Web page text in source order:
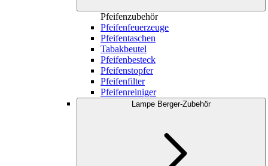
Pfeifenzubehör
Pfeifenfeuerzeuge
Pfeifentaschen
Tabakbeutel
Pfeifenbesteck
Pfeifenstopfer
Pfeifenfilter
Pfeifenreiniger
Lampe Berger-Zubehör